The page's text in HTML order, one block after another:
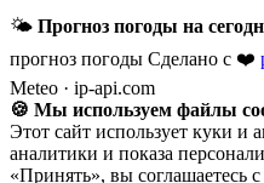
🌤 Прогноз погоды на
прогноз погоды Сделано с ❤️
Meteo · ip-api.com
🍪 Мы используем файлы
Этот сайт использует куки и
аналитики и показа
«Принять», вы соглашаетесь